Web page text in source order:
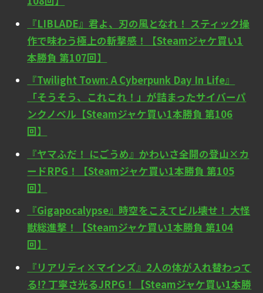
『LIBLADE』君よ、刃の風となれ！ スティック操
作で味わう極上の斬撃感！【Steamジャケ買い1
本勝負 第107回】
『Twilight Town: A Cyberpunk Day In Life』
「そうそう、これこれ！」が詰まったサイバーパ
ンクノベル【Steamジャケ買い1本勝負 第106
回】
『ヤマふだ！ にごうめ』かわいさ全開の登山×カ
ードRPG！【Steamジャケ買い1本勝負 第105
回】
『Gigapocalypse』時空をこえてビル壊せ！ 大怪
獣総進撃！【Steamジャケ買い1本勝負 第104
回】
『リアリティ×マインズ』2人の体が入れ替わって
る!? 丁寧さ光るJRPG！【Steamジャケ買い1本勝